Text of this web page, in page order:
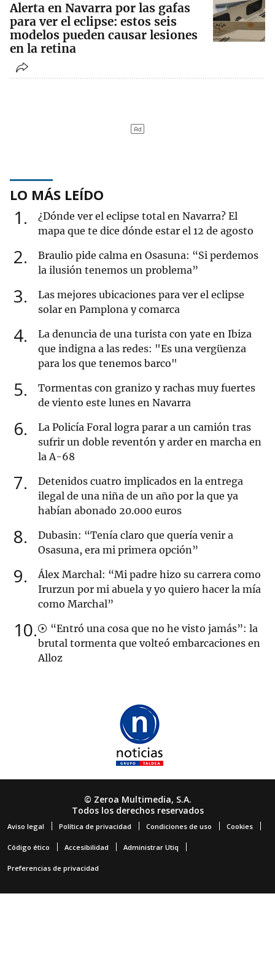
Alerta en Navarra por las gafas
para ver el eclipse: estos seis
modelos pueden causar lesiones
en la retina
LO MÁS LEÍDO
1
¿Dónde ver el eclipse total en Navarra? El
mapa que te dice dónde estar el 12 de agosto
2
Braulio pide calma en Osasuna: “Si perdemos
la ilusión tenemos un problema”
3
Las mejores ubicaciones para ver el eclipse
solar en Pamplona y comarca
4
La denuncia de una turista con yate en Ibiza
que indigna a las redes: "Es una vergüenza
para los que tenemos barco"
5
Tormentas con granizo y rachas muy fuertes
de viento este lunes en Navarra
6
La Policía Foral logra parar a un camión tras
sufrir un doble reventón y arder en marcha en
la A-68
7
Detenidos cuatro implicados en la entrega
ilegal de una niña de un año por la que ya
habían abonado 20.000 euros
8
Dubasin: “Tenía claro que quería venir a
Osasuna, era mi primera opción”
9
Álex Marchal: “Mi padre hizo su carrera como
Irurzun por mi abuela y yo quiero hacer la mía
como Marchal”
10
“Entró una cosa que no he visto jamás”: la
brutal tormenta que volteó embarcaciones en
Alloz
© Zeroa Multimedia, S.A.
Todos los derechos reservados
Aviso legal Política de privacidad Condiciones de uso Cookies
Código ético Accesibilidad Administrar Utiq
Preferencias de privacidad